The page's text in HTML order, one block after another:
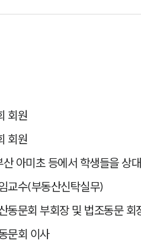
회원
회원
아미초 등에서 학생들을 상
교수(부동산신탁실무)
동문회 부회장 및 법조동문 회
문회 이사